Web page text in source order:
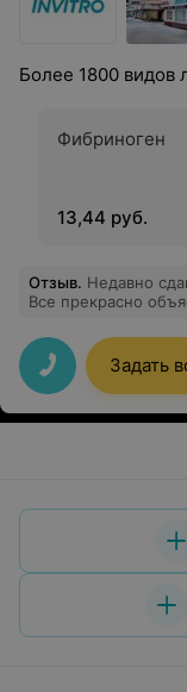
Более 1800 видов
Фибриноген
13,44 руб.
Отзыв. Недавно
Все прекрасно
Задать